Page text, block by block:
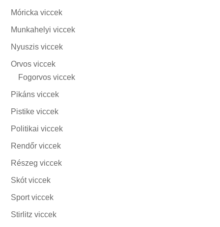
Móricka viccek
Munkahelyi viccek
Nyuszis viccek
Orvos viccek
Fogorvos viccek
Pikáns viccek
Pistike viccek
Politikai viccek
Rendőr viccek
Részeg viccek
Skót viccek
Sport viccek
Stirlitz viccek